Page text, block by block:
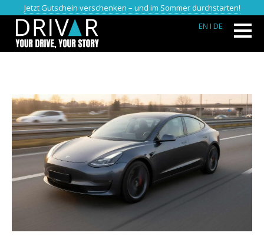
Jetzt Gutschein verschenken – und im Sommer durchstarten!
EN I DE